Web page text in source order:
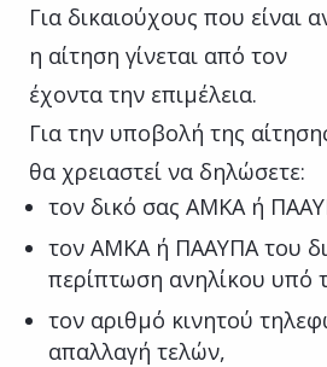
Για δικαιούχους που είναι
η αίτηση γίνεται από τον
έχοντα την επιμέλεια.
Για την υποβολή της
θα χρειαστεί να δηλώσετε:
τον δικό σας ΑΜΚΑ ή
τον ΑΜΚΑ ή ΠΑΑΥΠΑ του
περίπτωση ανηλίκου υπό
τον αριθμό κινητού
απαλλαγή τελών,